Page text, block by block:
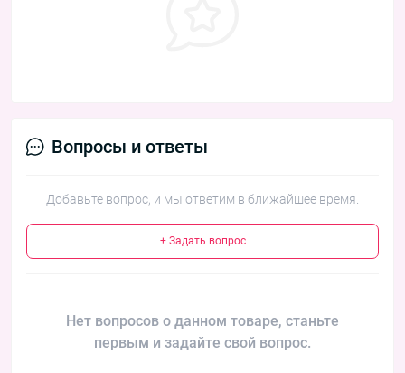
Вопросы и ответы
Добавьте вопрос, и мы ответим в ближайшее время.
+ Задать вопрос
Нет вопросов о данном товаре, станьте
первым и задайте свой вопрос.